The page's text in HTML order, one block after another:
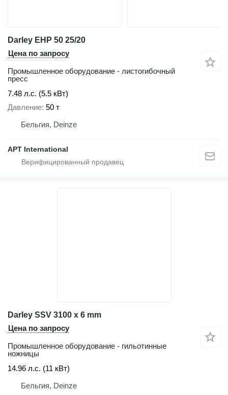
Darley EHP 50 25/20
Цена по запросу
Промышленное оборудование - листогибочный
пресс
7.48 л.с. (5.5 кВт)
Давление 50 т
Бельгия, Deinze
APT International
Darley SSV 3100 x 6 mm
Цена по запросу
Промышленное оборудование - гильотинные
ножницы
14.96 л.с. (11 кВт)
Бельгия, Deinze